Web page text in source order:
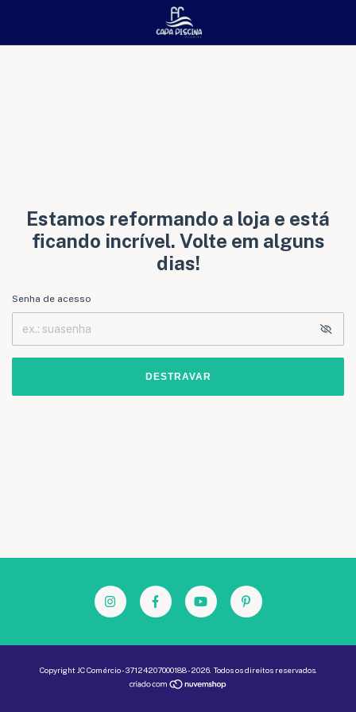
Estamos reformando a loja e está
ficando incrível. Volte em alguns
dias!
Senha de acesso
DESTRAVAR
Copyright JC Comércio - 37124207000188 - 2026. Todos os direitos reservados.